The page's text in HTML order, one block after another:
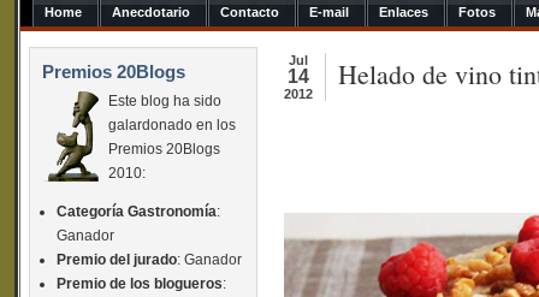
Home Anecdotario Contacto E-mail Enlaces Fotos
Premios 20Blogs
Este blog ha sido
galardonado en los
Premios 20Blogs
2010:
Categoría Gastronomía:
Ganador
Premio del jurado: Ganador
Premio de los blogueros:
Jul
14
2012
Helado de vino